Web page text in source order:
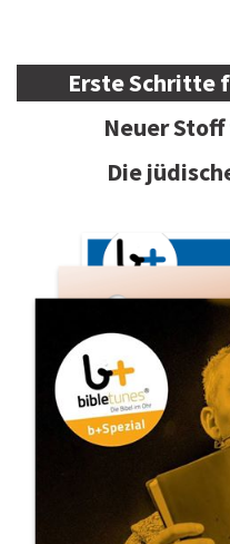
Erste Schritte
Neuer
Die